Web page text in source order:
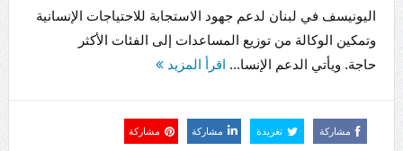
اليونيسف في لبنان لدعم جهود الاستجابة للاحتياجات الإنسانية
وتمكين الوكالة من توزيع المساعدات إلى الفئات الأكثر
حاجة. ويأتي الدعم الإنسا... اقرأ المزيد
مشاركة تغريدة مشاركة مشاركة